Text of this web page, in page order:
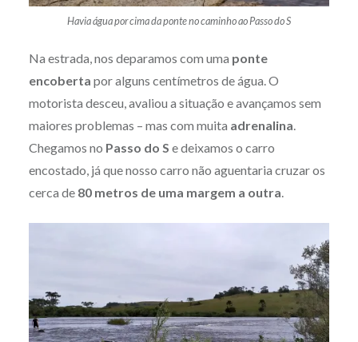
Havia água por cima da ponte no caminho ao Passo do S
Na estrada, nos deparamos com uma ponte
encoberta por alguns centímetros de água. O
motorista desceu, avaliou a situação e avançamos sem
maiores problemas – mas com muita adrenalina.
Chegamos no Passo do S e deixamos o carro
encostado, já que nosso carro não aguentaria cruzar os
cerca de 80 metros de uma margem a outra.